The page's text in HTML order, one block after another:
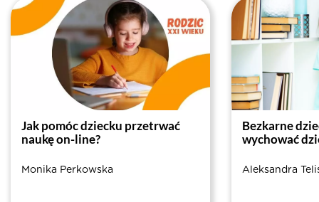
Jak pomóc dziecku przetrwać
naukę on-line?
Monika Perkowska
Bezkarne
wychować
Aleksandra